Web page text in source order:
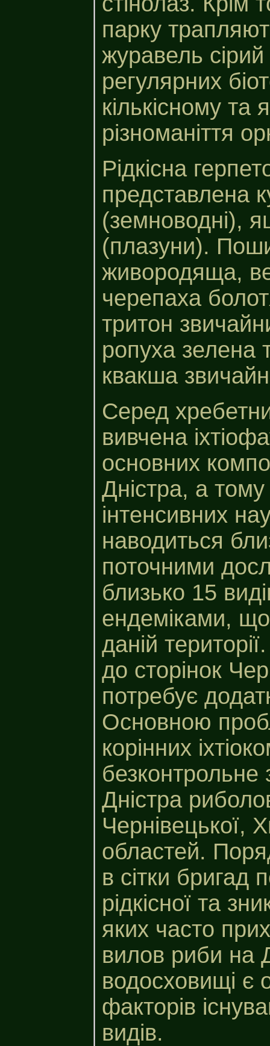
парку
журавель
регулярних
кількісному та
різноманіття
Рідкісна
представлена
(земноводні),
(плазуни).
живородяща,
черепаха
тритон
ропуха зелена
квакша
Серед
вивчена
основних
Дністра, а
інтенсивних
наводиться
поточними
близько 15
ендеміками,
даній
до сторінок
потребує
Основною
корінних
безконтрольне
Дністра
Чернівецької,
областей.
в сітки бригад
рідкісної та
яких часто
вилов риби на
водосховищі є
факторів
видів.